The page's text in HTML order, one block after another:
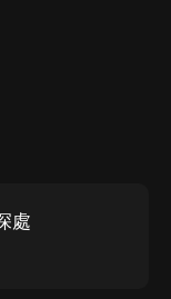
格樸實細膩，智
獵愉快》、《使
大叔，你家萌妻
處